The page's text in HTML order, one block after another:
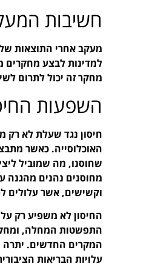
חשיבות
למדינות לבצע מחקרים
מחקר זה יכול לתרום
השפעות
חיסון נגד שעלת לא
האוכלוסייה. כאשר
שחוסנו, מה שמוביל
מחוסנים נהנים מהגנה
וקשישים, אשר עלולים
החיסון לא משפיע רק
התפשטות המחלה,
המקרים החדשים. יתרה
עלויות הבריאות